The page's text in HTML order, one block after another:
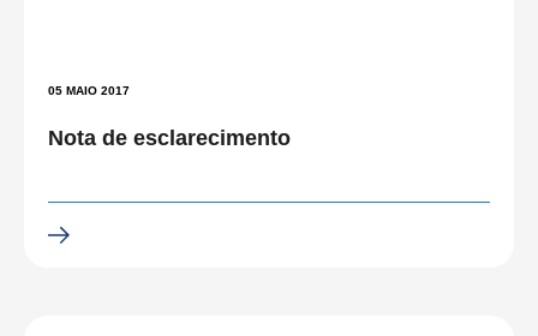
05 MAIO 2017
Nota de esclarecimento